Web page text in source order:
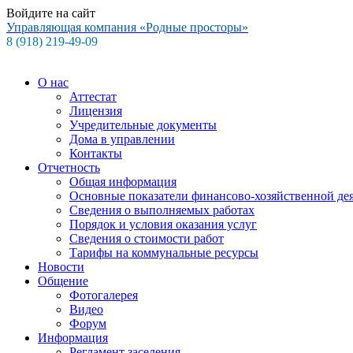
Войдите на сайт
Управляющая компания «Родные просторы»
8 (918) 219-49-09
О нас
Аттестат
Лицензия
Учредительные документы
Дома в управлении
Контакты
Отчетность
Общая информация
Основные показатели финансово-хозяйственной
Сведения о выполняемых работах
Порядок и условия оказания услуг
Сведения о стоимости работ
Тарифы на коммунальные ресурсы
Новости
Общение
Фотогалерея
Видео
Форум
Информация